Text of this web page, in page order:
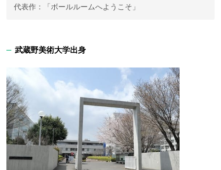
代表作：「ボールルームへようこそ」
武蔵野美術大学出身